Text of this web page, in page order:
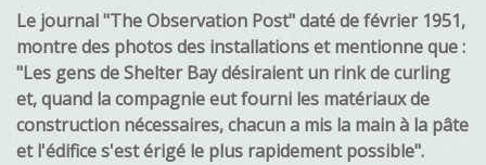
Le journal "The Observation Post" daté de février 1951,
montre des photos des installations et mentionne que :
"Les gens de Shelter Bay désiraient un rink de curling
et, quand la compagnie eut fourni les matériaux de
construction nécessaires, chacun a mis la main à la pâte
et l'édifice s'est érigé le plus rapidement possible".